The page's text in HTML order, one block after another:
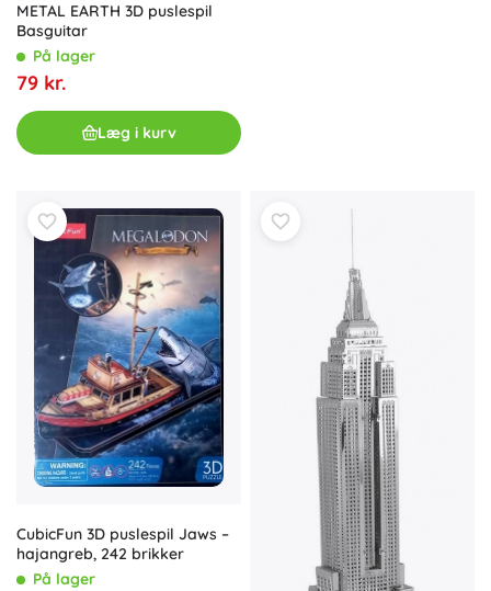
METAL EARTH 3D puslespil
Basguitar
På lager
79 kr.
Læg i kurv
CubicFun 3D puslespil Jaws –
hajangreb, 242 brikker
På lager